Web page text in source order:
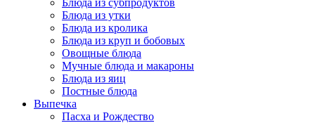
Блюда из субпродуктов
Блюда из утки
Блюда из кролика
Блюда из круп и бобовых
Овощные блюда
Мучные блюда и макароны
Блюда из яиц
Постные блюда
Выпечка
Пасха и Рождество